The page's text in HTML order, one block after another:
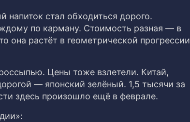
стал обходиться дорого.
по карману. Стоимость разная — в
она растёт в геометрической прогрессии
Цены тоже взлетели. Китай,
— японский зелёный. 1,5 тысячи за
здесь произошло ещё в феврале.